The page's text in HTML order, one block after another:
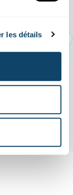
les détails